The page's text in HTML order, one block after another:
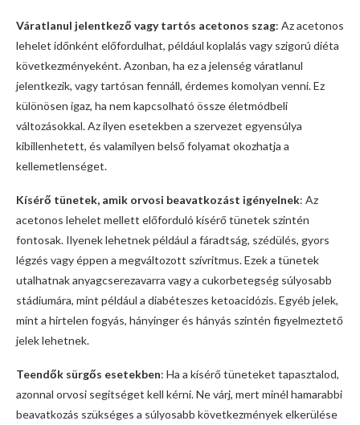
Váratlanul jelentkező vagy tartós acetonos szag: Az acetonos
lehelet időnként előfordulhat, például koplalás vagy szigorú diéta
következményeként. Azonban, ha ez a jelenség váratlanul
jelentkezik, vagy tartósan fennáll, érdemes komolyan venni. Ez
különösen igaz, ha nem kapcsolható össze életmódbeli
változásokkal. Az ilyen esetekben a szervezet egyensúlya
kibillenhetett, és valamilyen belső folyamat okozhatja a
kellemetlenséget.
Kísérő tünetek, amik orvosi beavatkozást igényelnek: Az
acetonos lehelet mellett előforduló kísérő tünetek szintén
fontosak. Ilyenek lehetnek például a fáradtság, szédülés, gyors
légzés vagy éppen a megváltozott szívritmus. Ezek a tünetek
utalhatnak anyagcserezavarra vagy a cukorbetegség súlyosabb
stádiumára, mint például a diabéteszes ketoacidózis. Egyéb jelek,
mint a hirtelen fogyás, hányinger és hányás szintén figyelmeztető
jelek lehetnek.
Teendők sürgős esetekben: Ha a kísérő tüneteket tapasztalod,
azonnal orvosi segítséget kell kérni. Ne várj, mert minél hamarabbi
beavatkozás szükséges a súlyosabb következmények elkerülése